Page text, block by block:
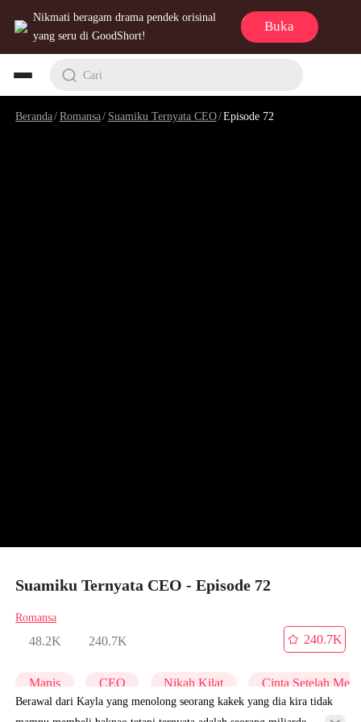
Nikmati beragam drama pendek orisinal
yang seru di GoodShort!
Buka
Cari
Beranda/Romansa/ Suamiku Ternyata CEO/Episode 72
Suamiku Ternyata CEO - Episode 72
Romansa
48.2K 240.7K
240.7K
Manis CEO Nikah Kilat Cinta Setelah
Berawal dari Kayla yang menolong seorang kakek yang dia kira tidak